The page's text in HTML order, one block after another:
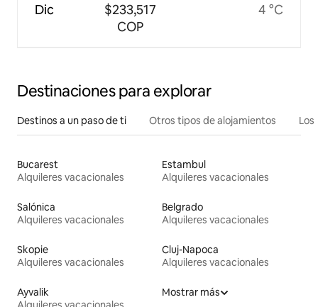
Dic
$233,517
COP
4 °C
Destinaciones para explorar
Destinos a un paso de ti Otros tipos de alojamientos
Bucarest
Alquileres vacacionales
Estambul
Alquileres vacacionales
Salónica
Alquileres vacacionales
Belgrado
Alquileres vacacionales
Skopie
Alquileres vacacionales
Cluj-Napoca
Alquileres vacacionales
Ayvalik
Mostrar más